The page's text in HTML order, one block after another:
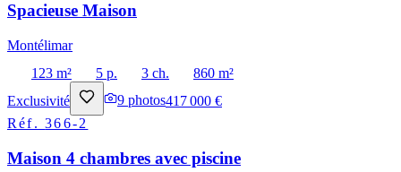
Spacieuse Maison
Montélimar
123 m²
5 p. 3 ch.
860 m²
Exclusivité
9 photos417 000 €
Réf.366-2
Maison 4 chambres avec piscine